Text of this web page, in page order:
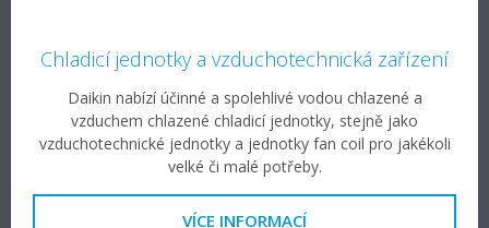
Chladicí jednotky a vzduchotechnická zařízení
Daikin nabízí účinné a spolehlivé vodou chlazené a
vzduchem chlazené chladicí jednotky, stejně jako
vzduchotechnické jednotky a jednotky fan coil pro jakékoli
velké či malé potřeby.
VÍCE INFORMACÍ